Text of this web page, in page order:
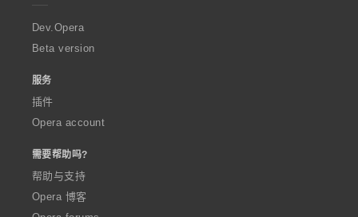
a
Dev.Opera
Beta version
服务
插件
Opera account
需要帮助吗?
帮助与支持
Opera 博客